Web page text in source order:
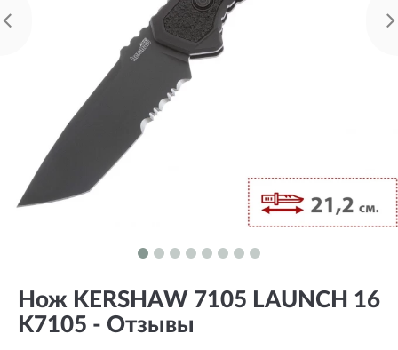
Нож KERSHAW 7105 LAUNCH 16
K7105 - Отзывы